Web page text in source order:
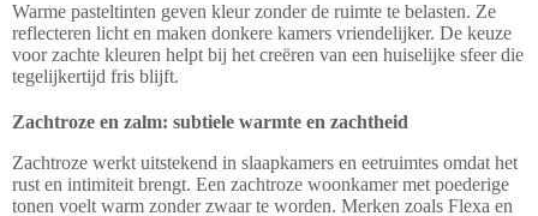
Warme pasteltinten geven kleur zonder de ruimte te belasten. Ze
reflecteren licht en maken donkere kamers vriendelijker. De keuze
voor zachte kleuren helpt bij het creëren van een huiselijke sfeer die
tegelijkertijd fris blijft.
Zachtroze en zalm: subtiele warmte en zachtheid
Zachtroze werkt uitstekend in slaapkamers en eetruimtes omdat het
rust en intimiteit brengt. Een zachtroze woonkamer met poederige
tonen voelt warm zonder zwaar te worden. Merken zoals Flexa en